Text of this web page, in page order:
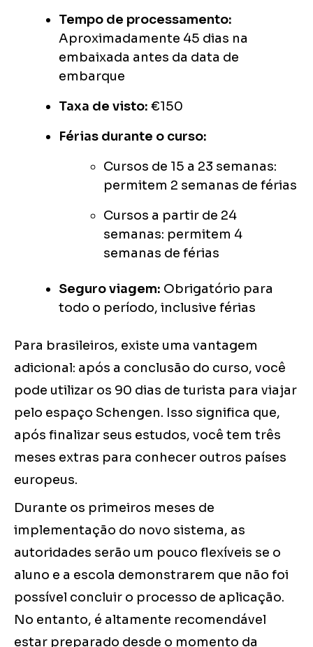
Tempo de processamento:
Aproximadamente 45 dias na
embaixada antes da data de
embarque
Taxa de visto: €150
Férias durante o curso:
Cursos de 15 a 23 semanas:
permitem 2 semanas de férias
Cursos a partir de 24
semanas: permitem 4
semanas de férias
Seguro viagem: Obrigatório para
todo o período, inclusive férias
Para brasileiros, existe uma vantagem
adicional: após a conclusão do curso, você
pode utilizar os 90 dias de turista para viajar
pelo espaço Schengen. Isso significa que,
após finalizar seus estudos, você tem três
meses extras para conhecer outros países
europeus.
Durante os primeiros meses de
implementação do novo sistema, as
autoridades serão um pouco flexíveis se o
aluno e a escola demonstrarem que não foi
possível concluir o processo de aplicação.
No entanto, é altamente recomendável
estar preparado desde o momento da